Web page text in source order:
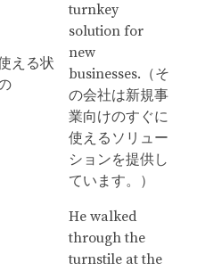
える状
turnkey
solution for
new
businesses.（そ
の会社は新規事
業向けのすぐに
使えるソリュー
ションを提供し
ています。）
He walked
through the
turnstile at the